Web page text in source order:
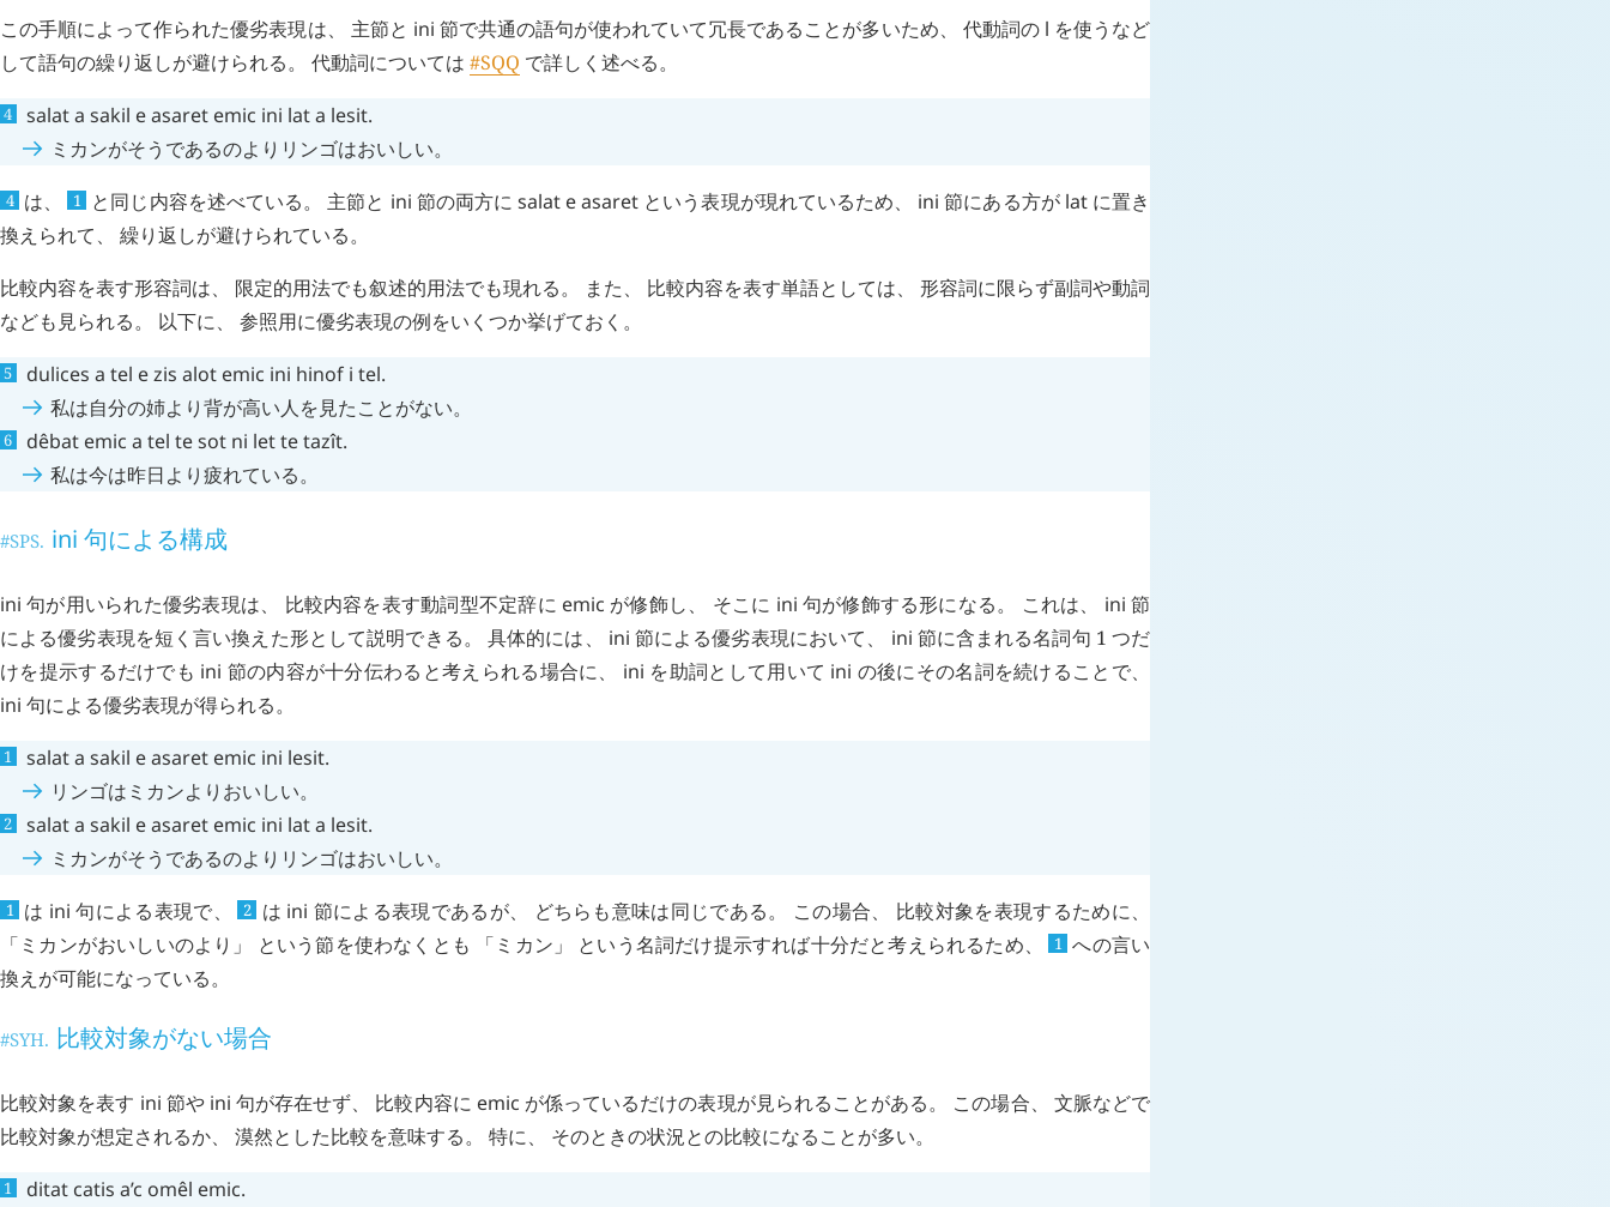
この手順によって作られた優劣表現は、 主節と ini 節で共通の語句が使われていて冗長であることが多いため、 代動詞の l を使うなど
して語句の繰り返しが避けられる。 代動詞については #SQQ で詳しく述べる。
salata sakil easaret emic ini lata lesit.
ミカンがそうであるのよりリンゴはおいしい。
4 は、 1 と同じ内容を述べている。 主節と ini 節の両方にsalat easaret という表現が現れているため、 ini 節にある方が latに置き
換えられて、 繰り返しが避けられている。
比較内容を表す形容詞は、 限定的用法でも叙述的用法でも現れる。 また、 比較内容を表す単語としては、 形容詞に限らず副詞や動詞
なども見られる。 以下に、 参照用に優劣表現の例をいくつか挙げておく。
dulices a tel ezis alot emic ini hinof i tel.
私は自分の姉より背が高い人を見たことがない。
dêbat emic a tel tesot ni lettetazît.
私は今は昨日より疲れている。
#SPS. ini 句による構成
ini 句が用いられた優劣表現は、 比較内容を表す動詞型不定辞に emic が修飾し、 そこに ini 句が修飾する形になる。 これは、 ini 節
による優劣表現を短く言い換えた形として説明できる。 具体的には、 ini 節による優劣表現において、 ini 節に含まれる名詞句 1 つだ
けを提示するだけでも ini 節の内容が十分伝わると考えられる場合に、 ini を助詞として用いて ini の後にその名詞を続けることで、
ini 句による優劣表現が得られる。
salata sakil easaret emic ini lesit.
リンゴはミカンよりおいしい。
salata sakil easaret emic ini lata lesit.
ミカンがそうであるのよりリンゴはおいしい。
1 は ini 句による表現で、 2 は ini 節による表現であるが、 どちらも意味は同じである。 この場合、 比較対象を表現するために、
「ミカンがおいしいのより」 という節を使わなくとも 「ミカン」 という名詞だけ提示すれば十分だと考えられるため、
1 への言い
換えが可能になっている。
#SYH. 比較対象がない場合
比較対象を表す ini 節や ini 句が存在せず、 比較内容に emic が係っているだけの表現が見られることがある。 この場合、 文脈などで
比較対象が想定されるか、 漠然とした比較を意味する。 特に、 そのときの状況との比較になることが多い。
ditat catis a’c omêl emic.